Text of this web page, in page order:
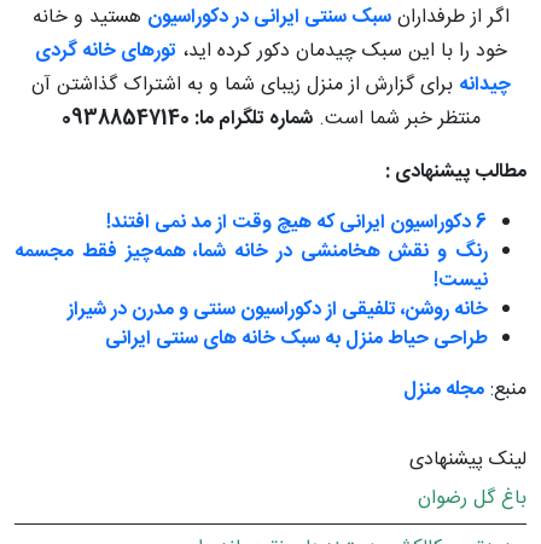
اگر از طرفدارانسبک سنتی ایرانی در دکوراسیون هستید و خانه
خود را با این سبک چیدمان دکور کرده اید، تورهای خانه گردی
چیدانه برای گزارش از منزل زیبای شما و به اشتراک گذاشتن آن
منتظر خبر شما است.شماره تلگرام ما: 09388547140
مطالب پیشنهادی :
6 دکوراسیون ایرانی که هیچ وقت از مد نمی افتند!
رنگ و نقش هخامنشی در خانه شما، همه‌چیز فقط مجسمه
نیست!
خانه روشن، تلفیقی از دکوراسیون سنتی و مدرن در شیراز
طراحی حیاط منزل به سبک خانه های سنتی ایرانی
منبع:مجله منزل
لینک پیشنهادی
باغ گل رضوان